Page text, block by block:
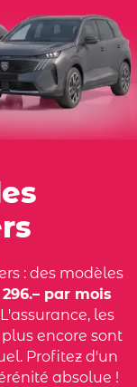
: des modèles
par mois
L'assurance, les
encore sont
Profitez d'un
absolue !